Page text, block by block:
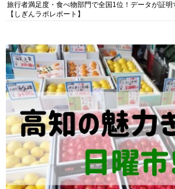
旅行者満足度・食べ物部門で全国1位！データが証
【しぎんラボレポート】